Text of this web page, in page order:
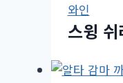
와인
스윙